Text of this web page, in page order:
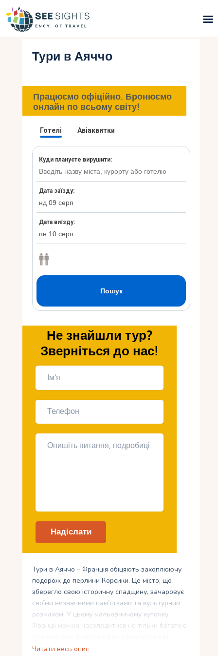
Пошук турів
Типи Турів
Країни
Інфо
Контакти
Тури в Аяччо
Працюємо офіційно. Бронюємо
онлайн по всьому світу!
Не знайшли тур?
Зверніться до нас!
Тури в Аяччо – Франція обіцяють захоплюючу
подорож до перлини Корсики. Це місто, що
зберегло свою історичну спадщину, зачаровує
своїми визначними пам’ятками та культурним
розмахом. У цьому мальовничому куточку
Франції можна насолодитися не тільки багатою
життям. А якщо ви справжній гурман, то
Читати весь опис